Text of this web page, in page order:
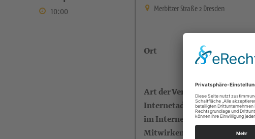
10:00 Merbitzer Straße 2 Dresden
Ort
Art der Veranstaltung
Internetadresse (eigene Infos
im Internet)
Mitwirkende